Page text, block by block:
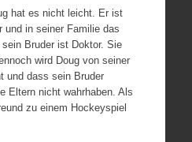
hat es nicht leicht. Er ist
und in seiner Familie das
Bruder ist Doktor. Sie
wird Doug von seiner
und dass sein Bruder
Eltern nicht wahrhaben. Als
zu einem Hockeyspiel